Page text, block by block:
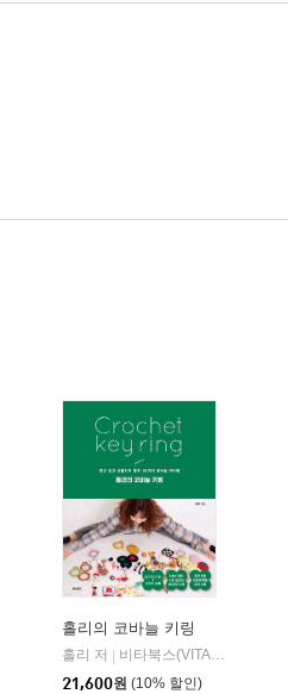
참돌
홀리의 코바늘 키링
홀리 저
비타북스(VITABOOKS)
21,600원 (10% 할인)